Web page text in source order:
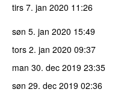
tirs 7. jan 2020 11:26
søn 5. jan 2020 15:49
tors 2. jan 2020 09:37
man 30. dec 2019 23:35
søn 29. dec 2019 02:36